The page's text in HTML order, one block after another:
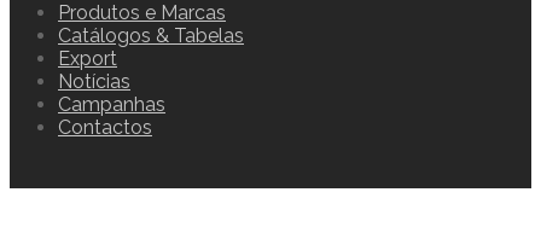
Produtos e Marcas
Catálogos & Tabelas
Export
Notícias
Campanhas
Contactos